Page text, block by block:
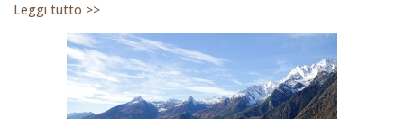
Leggi tutto >>